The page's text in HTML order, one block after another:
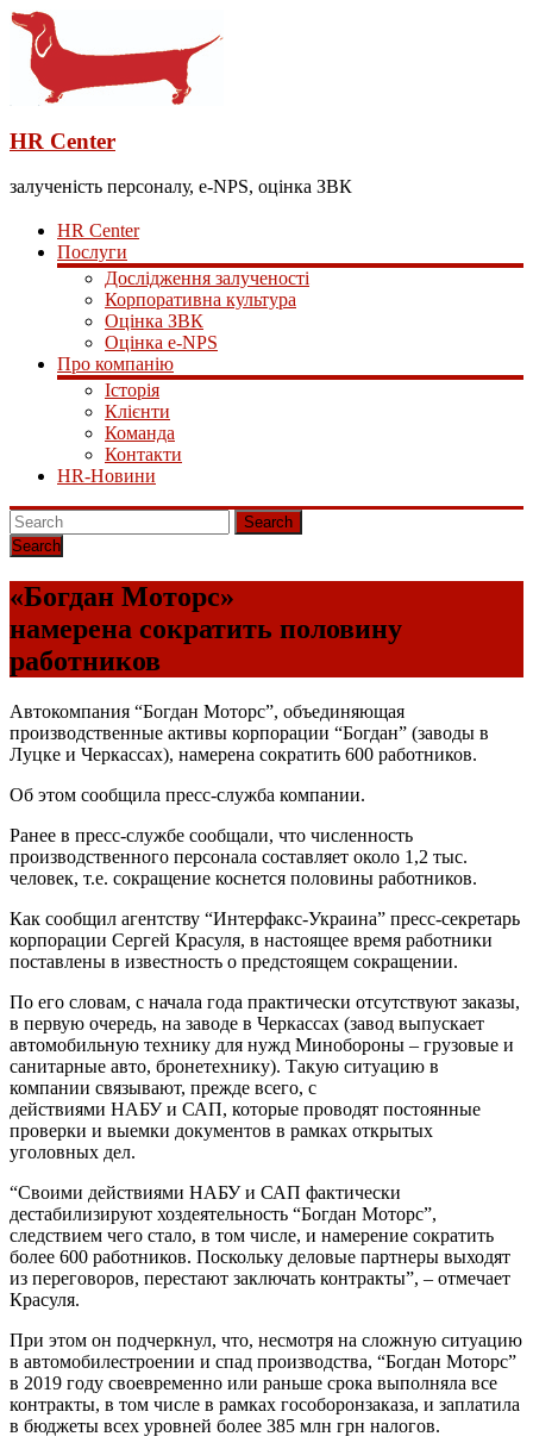
HR Center
залученість персоналу, e-NPS, оцінка ЗВК
HR Center
Послуги
Дослідження залученості
Корпоративна культура
Оцінка ЗВК
Оцінка e-NPS
Про компанію
Історія
Клієнти
Команда
Контакти
HR-Новини
Search
«Богдан Моторс»
намерена сократить половину
работников
Автокомпания “Богдан Моторс”, объединяющая
производственные активы корпорации “Богдан” (заводы в
Луцке и Черкассах), намерена сократить 600 работников.
Об этом сообщила пресс-служба компании.
Ранее в пресс-службе сообщали, что численность
производственного персонала составляет около 1,2 тыс.
человек, т.е. сокращение коснется половины работников.
Как сообщил агентству “Интерфакс-Украина” пресс-секретарь
корпорации Сергей Красуля, в настоящее время работники
поставлены в известность о предстоящем сокращении.
По его словам, с начала года практически отсутствуют заказы,
в первую очередь, на заводе в Черкассах (завод выпускает
автомобильную технику для нужд Минобороны – грузовые и
санитарные авто, бронетехнику). Такую ситуацию в
компании связывают, прежде всего, с
действиями НАБУи САП, которые проводят постоянные
проверки и выемки документов в рамках открытых
уголовных дел.
“Своими действиями НАБУи САП фактически
дестабилизируют хоздеятельность “Богдан Моторс”,
следствием чего стало, в том числе, и намерение сократить
более 600 работников. Поскольку деловые партнеры выходят
из переговоров, перестают заключать контракты”, – отмечает
Красуля.
При этом он подчеркнул, что, несмотря на сложную ситуацию
в автомобилестроении и спад производства, “Богдан Моторс”
в 2019 году своевременно или раньше срока выполняла все
контракты, в том числе в рамках гособоронзаказа, и заплатила
в бюджеты всех уровней более 385 млн грн налогов.